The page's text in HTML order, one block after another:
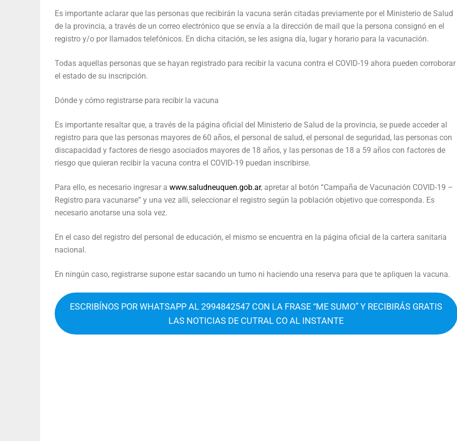
Es importante aclarar que las personas que recibirán la vacuna serán citadas previamente por el Ministerio de Salud
de la provincia, a través de un correo electrónico que se envía a la dirección de mail que la persona consignó en el
registro y/o por llamados telefónicos. En dicha citación, se les asigna día, lugar y horario para la vacunación.
Todas aquellas personas que se hayan registrado para recibir la vacuna contra el COVID-19 ahora pueden corroborar
el estado de su inscripción.
Dónde y cómo registrarse para recibir la vacuna
Es importante resaltar que, a través de la página oficial del Ministerio de Salud de la provincia, se puede acceder al
registro para que las personas mayores de 60 años, el personal de salud, el personal de seguridad, las personas con
discapacidad y factores de riesgo asociados mayores de 18 años, y las personas de 18 a 59 años con factores de
riesgo que quieran recibir la vacuna contra el COVID-19 puedan inscribirse.
Para ello, es necesario ingresar a www.saludneuquen.gob.ar, apretar al botón “Campaña de Vacunación COVID-19 –
Registro para vacunarse” y una vez allí, seleccionar el registro según la población objetivo que corresponda. Es
necesario anotarse una sola vez.
En el caso del registro del personal de educación, el mismo se encuentra en la página oficial de la cartera sanitaria
nacional.
En ningún caso, registrarse supone estar sacando un turno ni haciendo una reserva para que te apliquen la vacuna.
ESCRIBÍNOS POR WHATSAPP AL 2994842547 CON LA FRASE “ME SUMO” Y RECIBIRÁS GRATIS
LAS NOTICIAS DE CUTRAL CO AL INSTANTE